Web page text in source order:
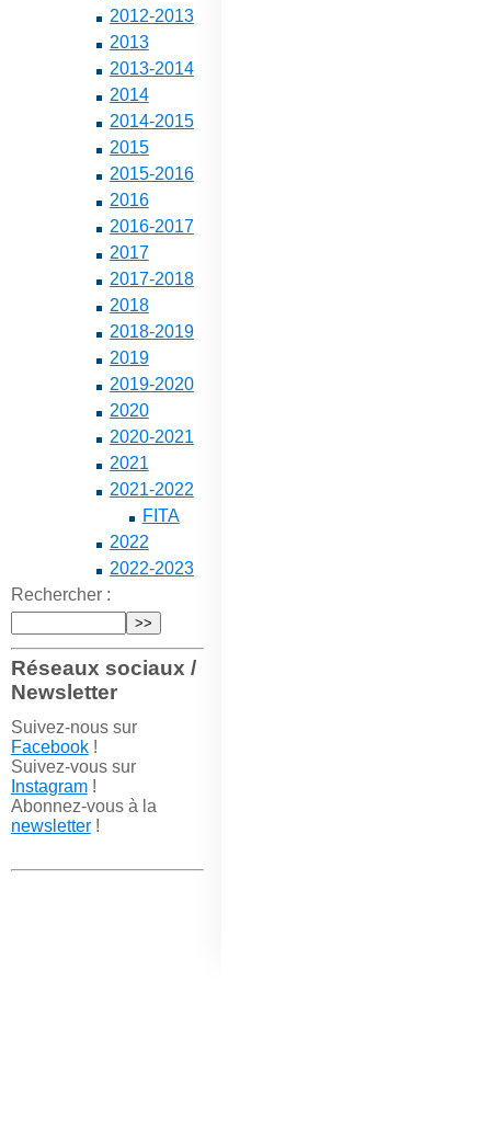
2012-2013
2013
2013-2014
2014
2014-2015
2015
2015-2016
2016
2016-2017
2017
2017-2018
2018
2018-2019
2019
2019-2020
2020
2020-2021
2021
2021-2022
FITA
2022
2022-2023
Rechercher :
Réseaux sociaux /
Newsletter
Suivez-nous sur
Facebook!
Suivez-vous sur
Instagram!
Abonnez-vous à la
newsletter!